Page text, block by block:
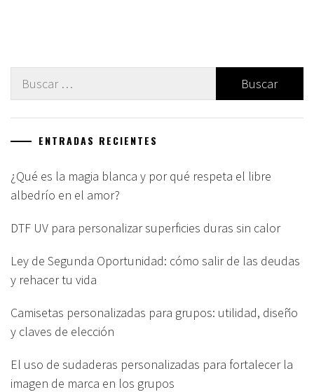
ENTRADAS RECIENTES
¿Qué es la magia blanca y por qué respeta el libre
albedrío en el amor?
DTF UV para personalizar superficies duras sin calor
Ley de Segunda Oportunidad: cómo salir de las deudas
y rehacer tu vida
Camisetas personalizadas para grupos: utilidad, diseño
y claves de elección
El uso de sudaderas personalizadas para fortalecer la
imagen de marca en los grupos